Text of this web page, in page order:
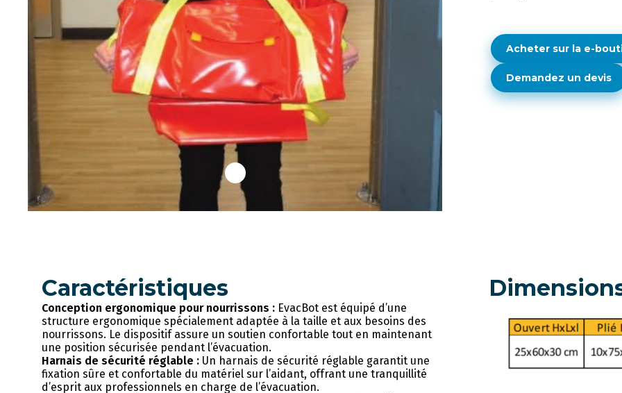
Acheter sur la e-
Demandez un devis
Caractéristiques
Conception ergonomique pour nourrissons : EvacBot est équipé d’une
structure ergonomique spécialement adaptée à la taille et aux besoins des
nourrissons. Le dispositif assure un soutien confortable tout en maintenant
une position sécurisée pendant l’évacuation.
Harnais de sécurité réglable : Un harnais de sécurité réglable garantit une
fixation sûre et confortable du matériel sur l’aidant, offrant une tranquillité
d’esprit aux professionnels en charge de l’évacuation.